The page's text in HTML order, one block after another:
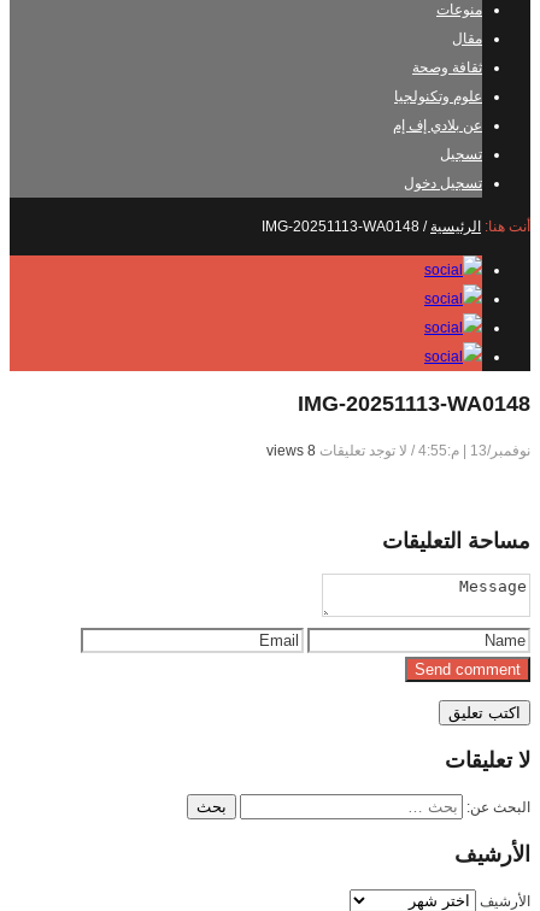
منوعات
مقال
ثقافة وصحة
علوم وتكنولجيا
عن بلادي إف إم
تسجيل
تسجيل دخول
أنت هنا: الرئيسية /
IMG-20251113-WA0148
IMG-20251113-WA0148
نوفمبر/13 | م:4:55 / لا توجد تعليقات 8 views
مساحة التعليقات
لاتعليقات
البحث عن:
الأرشيف
الأرشيف